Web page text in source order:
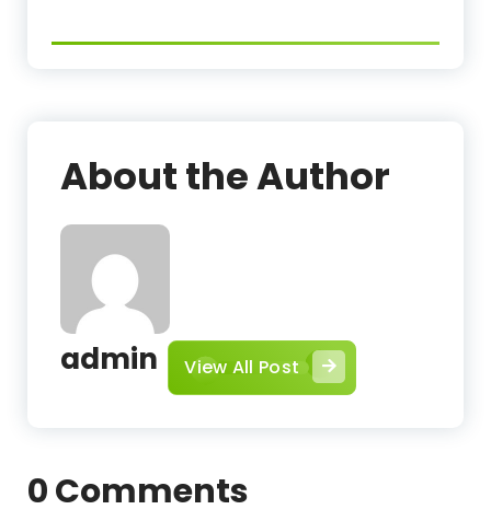
About the Author
admin View All Post
0 Comments